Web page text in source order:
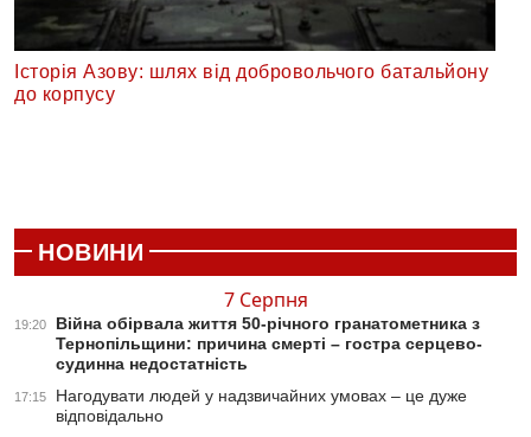
Історія Азову: шлях від добровольчого батальйону
до корпусу
НОВИНИ
7 Серпня
19:20
Війна обірвала життя 50-річного гранатометника з
Тернопільщини: причина смерті – гостра серцево-
судинна недостатність
17:15
Нагодувати людей у надзвичайних умовах – це дуже
відповідально